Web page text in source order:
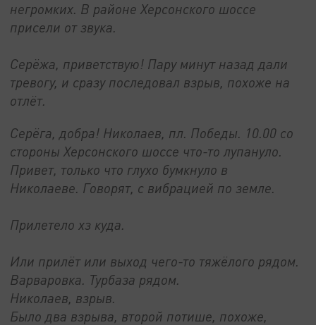
негромких. В районе Херсонского шоссе
присели от звука.
Серёжа, приветствую! Пару минут назад дали
тревогу, и сразу последовал взрыв, похоже на
отлёт.
Серёга, добра! Николаев, пл. Победы. 10.00 со
стороны Херсонского шоссе что-то лупануло.
Привет, только что глухо бумкнуло в
Николаеве. Говорят, с вибрацией по земле.
Прилетело хз куда.
Или прилёт или выход чего-то тяжёлого рядом.
Варваровка. Турбаза рядом.
Николаев, взрыв.
Было два взрыва, второй потише, похоже,